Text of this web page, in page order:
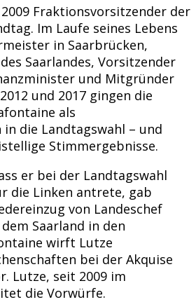
Fraktionsvorsitzender der
Im Laufe seines Lebens
in Saarbrücken,
Saarlandes, Vorsitzender
und Mitgründer
und 2017 gingen die
als
die Landtagswahl – und
Stimmergebnisse.
er bei der Landtagswahl
die Linken antrete, gab
von Landeschef
Saarland in den
wirft Lutze
bei der Akquise
Lutze, seit 2009 im
die Vorwürfe.